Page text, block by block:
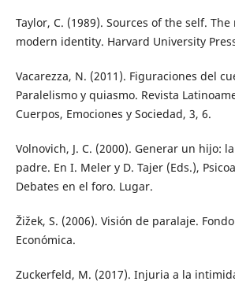
Taylor, C. (1989). Sources of the self.
modern identity. Harvard University
Vacarezza, N. (2011). Figuraciones del
Paralelismo y quiasmo. Revista
Cuerpos, Emociones y Sociedad, 3, 6.
Volnovich, J. C. (2000). Generar un hijo:
padre. En I. Meler y D. Tajer (Eds.),
Debates en el foro. Lugar.
Žižek, S. (2006). Visión de paralaje.
Económica.
Zuckerfeld, M. (2017). Injuria a la